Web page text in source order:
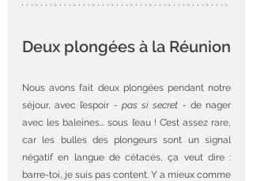
Deux plongées à la Réunion
Nous avons fait deux plongées pendant notre
séjour, avec l’espoir - pas si secret - de nager
avec les baleines... sous l’eau ! C’est assez rare,
car les bulles des plongeurs sont un signal
négatif en langue de cétacés, ça veut dire :
barre-toi, je suis pas content. Y a mieux comme